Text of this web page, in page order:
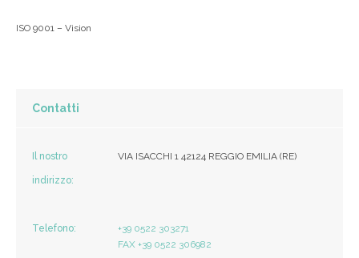
ISO 9001 – Vision
Contatti
Il nostro
indirizzo:
VIA ISACCHI 1 42124 REGGIO EMILIA (RE)
Telefono:
+39 0522 303271
FAX +39 0522 306982